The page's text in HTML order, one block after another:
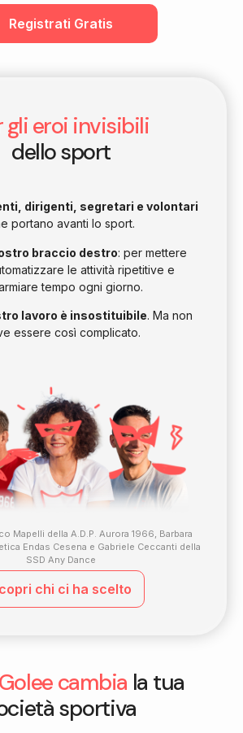
Registrati Gratis
gli eroi invisibili
dello sport
dirigenti, segretari e volontari
portano avanti lo sport.
braccio destro: per mettere
le attività ripetitive e
tempo ogni giorno.
lavoro è insostituibile. Ma non
essere così complicato.
Mapelli della A.D.P. Aurora 1966, Barbara
Endas Cesena e Gabriele Ceccanti della
SSD Any Dance
chi ci ha scelto
cambia la tua
sportiva